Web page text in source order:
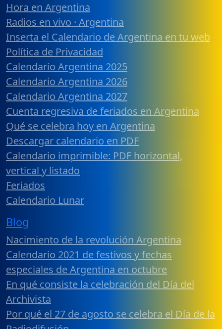
Hora en Argentina
Radios en vivo · Argentina
Inserta el Calendario de Argentina en tu web
Política de Privacidad
Calendario Argentina 2025
Calendario Argentina 2026
Calendario Argentina 2027
Cuenta regresiva de feriados en Argentina
Qué se celebra hoy en Argentina
Descargar calendario en PDF
Calendario imprimible: PDF horizontal,
vertical y listado
Feriados
Calendario Lunar
Blog
Nacimiento de la revolución Argentina
Calendario 2021 de festivos y fechas
especiales de Argentina en octubre
En qué consiste la celebración del Día del
Archivista
Por qué el 27 de agosto se celebra el Día de la